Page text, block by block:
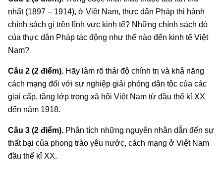
nhất (1897 – 1914), ở Việt Nam, thực dân Pháp thi hành
chính sách gì trên lĩnh vực kinh tế? Những chính sách đó
của thực dân Pháp tác động như thế nào đến kinh tế Việt
Nam?
Câu 2 (2 điểm). Hãy làm rõ thái độ chính trị và khả năng
cách mạng đối với sự nghiệp giải phóng dân tộc của các
giai cấp, tầng lớp trong xã hội Việt Nam từ đầu thế kỉ XX
đến năm 1918.
Câu 3 (2 điểm). Phân tích những nguyên nhân dẫn đến sự
thất bại của phong trào yêu nước, cách mạng ở Việt Nam
đầu thế kỉ XX.